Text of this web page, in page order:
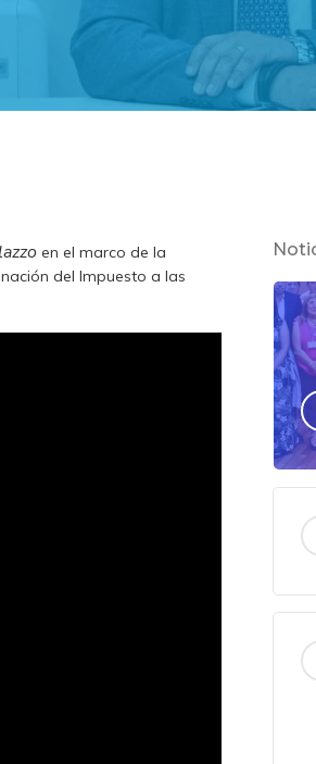
en el marco de la
del Impuesto a las